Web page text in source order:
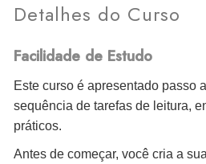
Detalhes do Curso
Facilidade de Estudo
Este curso é apresentado passo
sequência de tarefas de leitura,
práticos.
Antes de começar, você cria a